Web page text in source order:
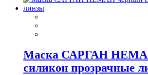
Маска САРГАН
силикон прозрачные